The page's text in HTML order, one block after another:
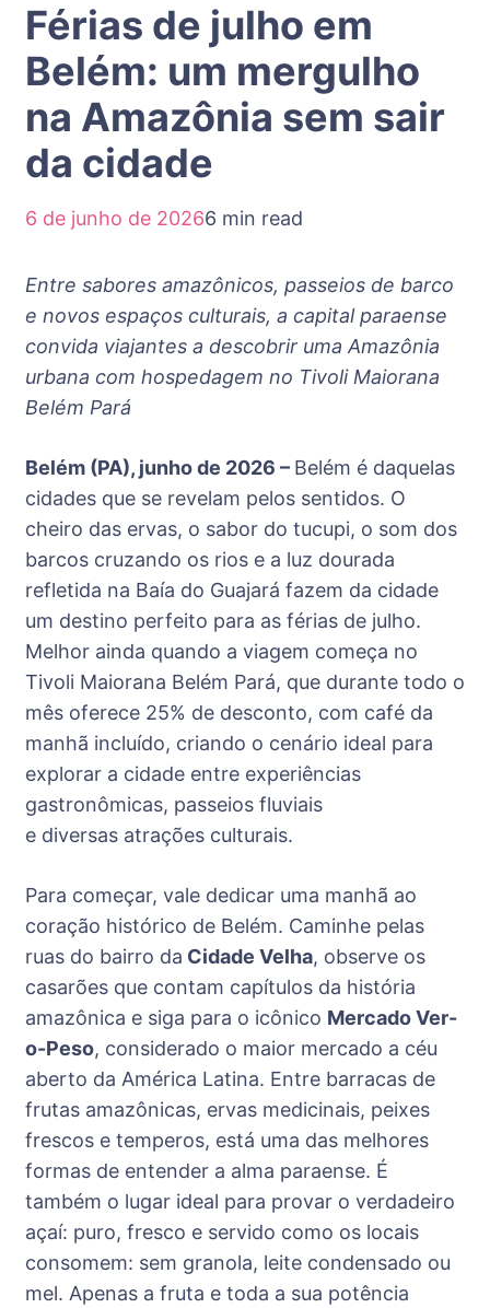
Férias de julho em
Belém: um mergulho
na Amazônia sem sair
da cidade
6 de junho de 20266 min read
Entre sabores amazônicos, passeios de barco
e novos espaços culturais, a capital paraense
convida viajantes a descobrir uma Amazônia
urbana com hospedagem no Tivoli Maiorana
Belém Pará
Belém (PA), junho de 2026 – Belém é daquelas
cidades que se revelam pelos sentidos. O
cheiro das ervas, o sabor do tucupi, o som dos
barcos cruzando os rios e a luz dourada
refletida na Baía do Guajará fazem da cidade
um destino perfeito para as férias de julho.
Melhor ainda quando a viagem começa no
Tivoli Maiorana Belém Pará, que durante todo o
mês oferece 25% de desconto, com café da
manhã incluído, criando o cenário ideal para
explorar a cidade entre experiências
gastronômicas, passeios fluviais
e diversas atrações culturais.
Para começar, vale dedicar uma manhã ao
coração histórico de Belém. Caminhe pelas
ruas do bairro da Cidade Velha, observe os
casarões que contam capítulos da história
amazônica e siga para o icônico Mercado Ver-
o-Peso, considerado o maior mercado a céu
aberto da América Latina. Entre barracas de
frutas amazônicas, ervas medicinais, peixes
frescos e temperos, está uma das melhores
formas de entender a alma paraense. É
também o lugar ideal para provar o verdadeiro
açaí: puro, fresco e servido como os locais
consomem: sem granola, leite condensado ou
mel. Apenas a fruta e toda a sua potência